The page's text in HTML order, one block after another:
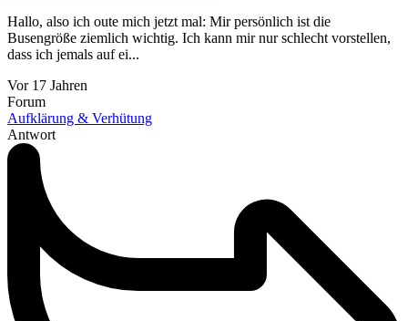
Hallo, also ich oute mich jetzt mal: Mir persönlich ist die
Busengröße ziemlich wichtig. Ich kann mir nur schlecht vorstellen,
dass ich jemals auf ei...
Vor 17 Jahren
Forum
Aufklärung & Verhütung
Antwort